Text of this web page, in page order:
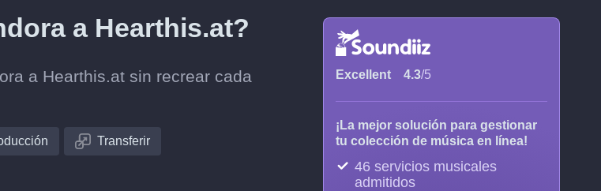
a Hearthis.at?
a Hearthis.at sin recrear cada
Transferir
Excellent 4.3/5
¡La mejor solución para gestionar
tu colección de música en línea!
46 servicios musicales
admitidos